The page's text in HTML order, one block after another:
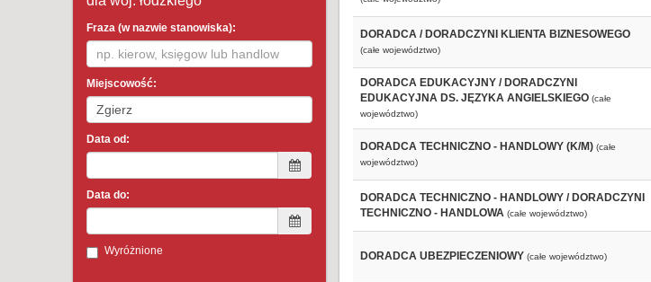
Fraza (w nazwie stanowiska):
Miejscowość:
Data od:
Data do:
Wyróżnione
DORADCA / DORADCZYNI KLIENTA BIZNESOWEGO
(całe województwo)
DORADCA EDUKACYJNY / DORADCZYNI
EDUKACYJNA DS. JĘZYKA ANGIELSKIEGO (całe
województwo)
DORADCA TECHNICZNO - HANDLOWY (K/M) (całe
województwo)
DORADCA TECHNICZNO - HANDLOWY / DORADCZYNI
TECHNICZNO - HANDLOWA (całe województwo)
DORADCA UBEZPIECZENIOWY (całe województwo)